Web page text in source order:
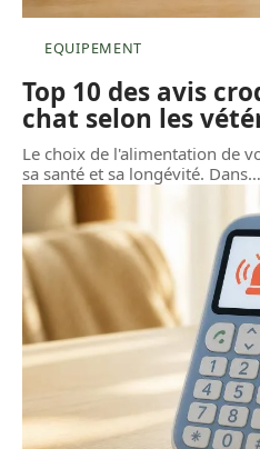
EQUIPEMENT
Top 10 des avis
chat selon les
Le choix de l'alimentation de
sa santé et sa longévité. Dans…